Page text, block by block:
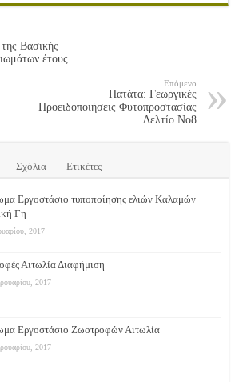
Βασικής
έτους
Επόμενο
Πατάτα: Γεωργικές
Προειδοποιήσεις Φυτοπροστασίας
Δελτίο Νο8
Σχόλια Ετικέτες
Εργοστάσιο τυποποίησης ελιών Καλαμών
Γη
2017
Αιτωλία Διαφήμιση
2017
Εργοστάσιο Ζωοτροφών Αιτωλία
2017